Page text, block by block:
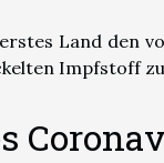
Land den
Impfstoff